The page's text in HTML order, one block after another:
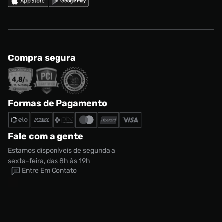
Compra segura
Formas de Pagamento
Fale com a gente
Estamos disponíveis de segunda a
sexta-feira, das 8h às 19h
Entre Em Contato